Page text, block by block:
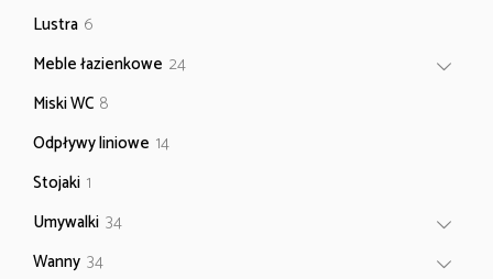
Lustra 6
produktów
Meble łazienkowe 2424
Miski WC 88
Odpływy liniowe 1414
Stojaki 1
Umywalki 3434
Wanny 3434